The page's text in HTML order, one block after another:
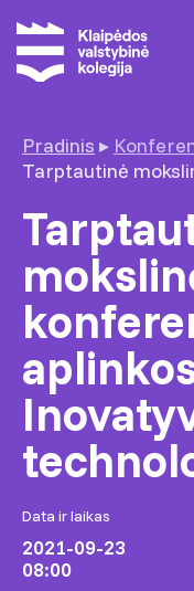
Pradinis ▸
Data ir laikas
2021-09-23
08:00